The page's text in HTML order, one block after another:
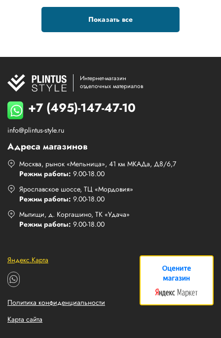
Показать все
Интернет-магазин
отделочных материалов
+7 (495)-147-47-10
info@plintus-style.ru
Адреса магазинов
Москва, рынок «Мельница», 41 км МКАДа, Д8/6,7
Режим работы: 9.00-18.00
Ярославское шоссе, ТЦ «Мордовия»
Режим работы: 9.00-18.00
Мытищи, д. Коргашино, ТК «Удача»
Режим работы: 9.00-18.00
Яндекс.Карта
Политика конфиденциальности
Карта сайта